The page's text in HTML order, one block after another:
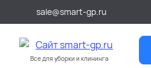
sale@smart-gp.ru
Все для уборки и клининга